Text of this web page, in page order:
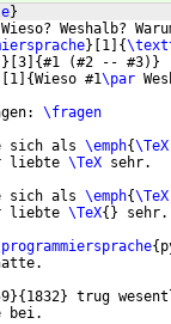
}
Wieso? Weshalb?
} 1 {
} 3 {#1 (#2 -- #3)}
1 {Wieso #1\par
\fragen
sich als \emph{\TeX
liebte \TeX sehr.
sich als \emph{\TeX
liebte \TeX{ } sehr.
{
}{ 1832} trug
bei.